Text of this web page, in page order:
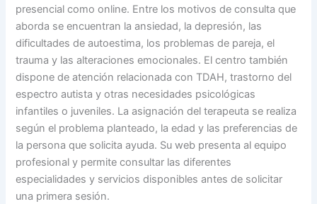
presencial como online. Entre los motivos de consulta que
aborda se encuentran la ansiedad, la depresión, las
dificultades de autoestima, los problemas de pareja, el
trauma y las alteraciones emocionales. El centro también
dispone de atención relacionada con TDAH, trastorno del
espectro autista y otras necesidades psicológicas
infantiles o juveniles. La asignación del terapeuta se realiza
según el problema planteado, la edad y las preferencias de
la persona que solicita ayuda. Su web presenta al equipo
profesional y permite consultar las diferentes
especialidades y servicios disponibles antes de solicitar
una primera sesión.